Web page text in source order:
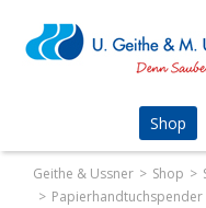
Shop
Geithe & Ussner Shop
Papierhandtuchspender